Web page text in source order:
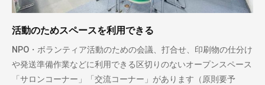
活動のためスペースを利用できる
NPO・ボランティア活動のための会議、打合せ、印刷物の仕分け
や発送準備作業などに利用できる区切りのないオープンスペース
「サロンコーナー」「交流コーナー」があります（原則要予